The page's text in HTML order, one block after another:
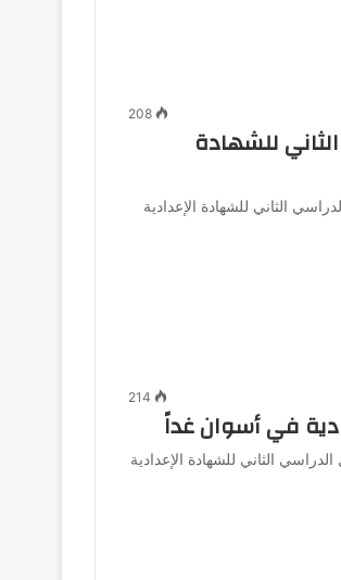
208
للشهادة
الثاني للشهادة الإعدادية
214
في أسوان غداً
الثاني للشهادة الإعدادية